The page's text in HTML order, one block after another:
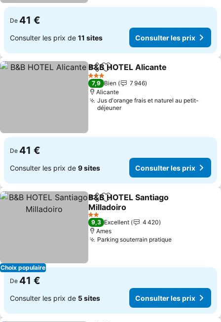
De 41 €
Consulter les prix de 11 sites Consulter les prix
PartagerAjouter à mes favoris
B&B HOTEL Alicante
3 Étoiles
7,9 Bien
7 946
Alicante
Jus d'orange frais et naturel au petit-
déjeuner
De 41 €
Consulter les prix de 9 sites Consulter les prix
Choix populaire
PartagerAjouter à mes favoris
B&B HOTEL Santiago
Milladoiro
2 Étoiles
9,3 Excellent
4 420
Ames
Parking souterrain pratique
De 41 €
Consulter les prix de 5 sites Consulter les prix